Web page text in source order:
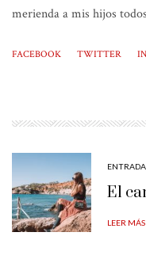
merienda a mis hijos
FACEBOOK TWITTER
El
LEER MÁS